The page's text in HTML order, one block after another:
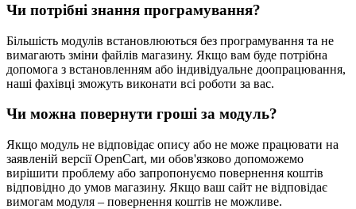
Чи потрібні знання програмування?
Більшість модулів встановлюються без програмування та не
вимагають зміни файлів магазину. Якщо вам буде потрібна
допомога з встановленням або індивідуальне доопрацювання,
наші фахівці зможуть виконати всі роботи за вас.
Чи можна повернути гроші за модуль?
Якщо модуль не відповідає опису або не може працювати на
заявленій версії OpenCart, ми обов'язково допоможемо
вирішити проблему або запропонуємо повернення коштів
відповідно до умов магазину. Якщо ваш сайт не відповідає
вимогам модуля – повернення коштів не можливе.